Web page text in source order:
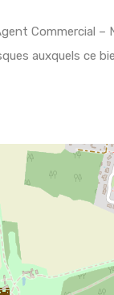
Commercial –
auxquels ce